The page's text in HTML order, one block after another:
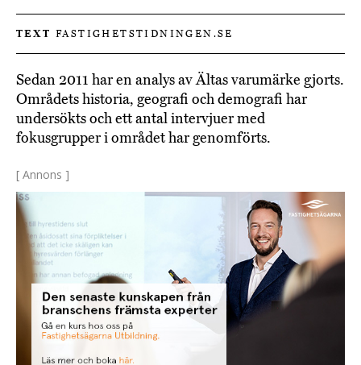
TEXT FASTIGHETSTIDNINGEN.SE
Sedan 2011 har en analys av Ältas varumärke gjorts.
Områdets historia, geografi och demografi har
undersökts och ett antal intervjuer med
fokusgrupper i området har genomförts.
[ Annons ]